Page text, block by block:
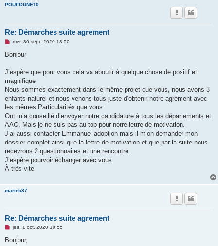
POUPOUNE10
Re: Démarches suite agrément
M
s
g
n
o
l
u
mer. 30 sept. 2020 13:50
Bonjour
J’espère que pour vous cela va aboutir à quelque chose de positif et
magnifique
Nous sommes exactement dans le même projet que vous, nous avons 3
enfants naturel et nous venons tous juste d’obtenir notre agrément avec
les mêmes Particularités que vous.
Ont m’a conseillé d’envoyer notre candidature à tous les départements et
AAO. Mais je ne suis pas au top pour notre lettre de motivation.
J’ai aussi contacter Emmanuel adoption mais il m’on demander mon
dossier complet ainsi que la lettre de motivation et que par la suite nous
recevrons 2 questionnaires et une rencontre.
J’espère pourvoir échanger avec vous
À très vite
marieb37
Re: Démarches suite agrément
M
s
jeu. 1 oct. 2020 10:55
Bonjour,